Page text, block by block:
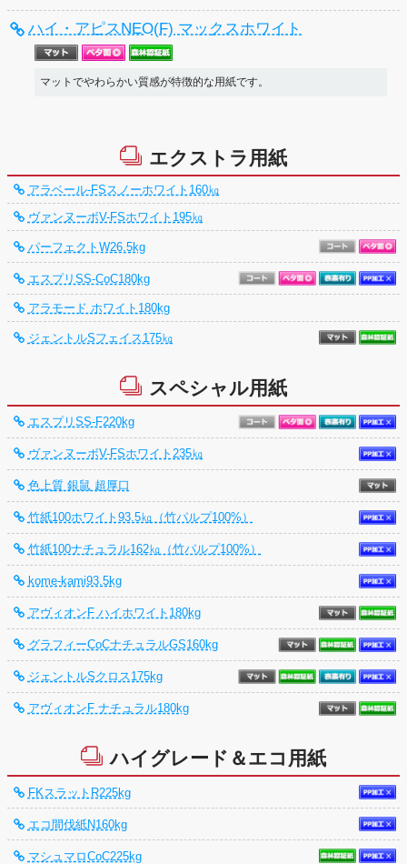
ハイ・アピスNEO(F) マックスホワイト
マットでやわらかい質感が特徴的な用紙です。
エクストラ用紙
アラベール-FSスノーホワイト160㎏
ヴァンヌーボV-FSホワイト195㎏
パーフェクトW26.5kg
エスプリSS-CoC180kg
アラモード ホワイト180kg
ジェントルSフェイス175㎏
スペシャル用紙
エスプリSS-F220kg
ヴァンヌーボV-FSホワイト235㎏
色上質 銀鼠 超厚口
竹紙100ホワイト93.5㎏（竹パルプ100%）
竹紙100ナチュラル162㎏（竹パルプ100%）
kome-kami93.5kg
アヴィオンF ハイホワイト180kg
グラフィーCoCナチュラルGS160kg
ジェントルSクロス175kg
アヴィオンF ナチュラル180kg
ハイグレード＆エコ用紙
FKスラットR225kg
エコ間伐紙N160kg
マシュマロCoC225kg